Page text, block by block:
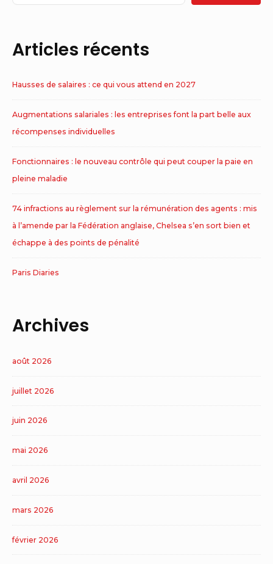
Articles récents
Hausses de salaires : ce qui vous attend en 2027
Augmentations salariales : les entreprises font la part belle aux
récompenses individuelles
Fonctionnaires : le nouveau contrôle qui peut couper la paie en
pleine maladie
74 infractions au règlement sur la rémunération des agents : mis
à l’amende par la Fédération anglaise, Chelsea s’en sort bien et
échappe à des points de pénalité
Paris Diaries
Archives
août 2026
juillet 2026
juin 2026
mai 2026
avril 2026
mars 2026
février 2026